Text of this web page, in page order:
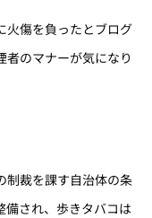
傷を負ったとブログ
のマナーが気になり
制裁を課す自治体の条
備され、歩きタバコは